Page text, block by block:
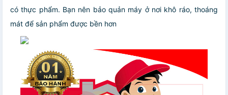
có thực phẩm. Bạn nên bảo quản máy ở nơi khô ráo, thoáng
mát để sản phẩm được bền hơn